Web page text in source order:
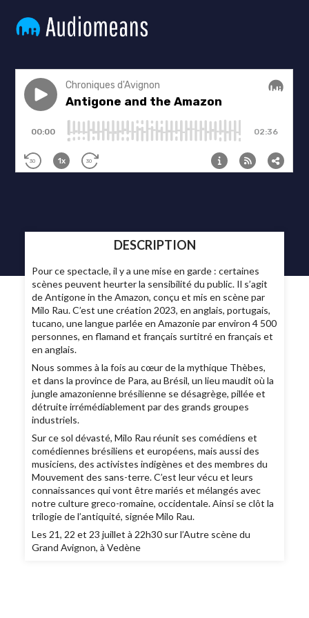
DESCRIPTION
Pour ce spectacle, il y a une mise en garde : certaines
scènes peuvent heurter la sensibilité du public. Il s’agit
de Antigone in the Amazon, conçu et mis en scène par
Milo Rau. C’est une création 2023, en anglais, portugais,
tucano, une langue parlée en Amazonie par environ 4 500
personnes, en flamand et français surtitré en français et
en anglais.
Nous sommes à la fois au cœur de la mythique Thèbes,
et dans la province de Para, au Brésil, un lieu maudit où la
jungle amazonienne brésilienne se désagrège, pillée et
détruite irrémédiablement par des grands groupes
industriels.
Sur ce sol dévasté, Milo Rau réunit ses comédiens et
comédiennes brésiliens et européens, mais aussi des
musiciens, des activistes indigènes et des membres du
Mouvement des sans-terre. C’est leur vécu et leurs
connaissances qui vont être mariés et mélangés avec
notre culture greco-romaine, occidentale. Ainsi se clôt la
trilogie de l’antiquité, signée Milo Rau.
Les 21, 22 et 23 juillet à 22h30 sur l’Autre scène du
Grand Avignon, à Vedène